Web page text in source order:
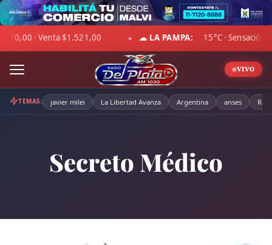
Skip
to
content◆ ☁ LA PAMPA: 15°C · Sensación 9°C · Cielo despejado ·
VIVO
TEMAS: javier milei La Libertad Avanza Argentina anses
Secreto Médico